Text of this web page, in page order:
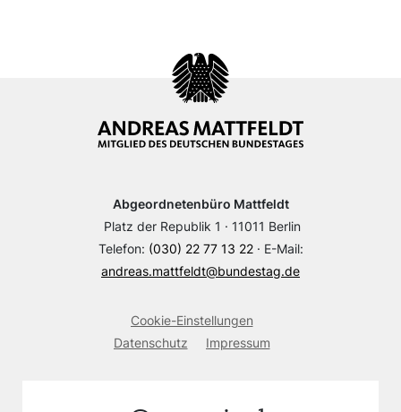
Abgeordnetenbüro Mattfeldt
Platz der Republik 1 · 11011 Berlin
Telefon: (030) 22 77 13 22· E-Mail:
andreas.mattfeldt@bundestag.de
Cookie-Einstellungen
Datenschutz
Impressum